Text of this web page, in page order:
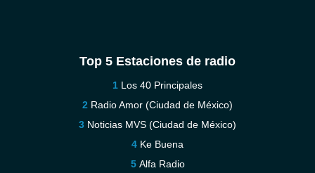
Top 5 Estaciones de radio
Los 40 Principales
Radio Amor (Ciudad de México)
Noticias MVS (Ciudad de México)
Ke Buena
Alfa Radio